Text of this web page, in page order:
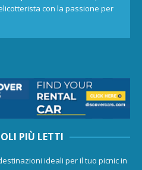
con la passione per
PIÙ LETTI
ideali per il tuo picnic in